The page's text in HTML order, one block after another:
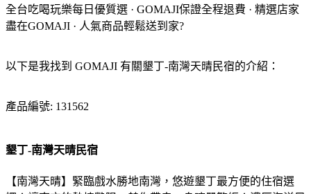
全台吃喝玩樂每日優質選 · GOMAJI保證全程退費 · 精選店家
盡在GOMAJI · 人氣商品輕鬆送到家?
以下是我找到 GOMAJI 有關墾丁-南灣天晴民宿的介紹：
產品編號: 131562
墾丁-南灣天晴民宿
【南灣天晴】緊臨戲水勝地南灣，悠遊墾丁最方便的住宿選